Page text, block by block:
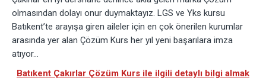
olmasından dolayı onur duymaktayız. LGS ve Yks kursu
Batıkent’te arayışa giren aileler için en çok önerilen kurumlar
arasında yer alan Çözüm Kurs her yıl yeni başarılara imza
atıyor…
Batıkent Çakırlar Çözüm Kurs ile ilgili detaylı bilgi almak